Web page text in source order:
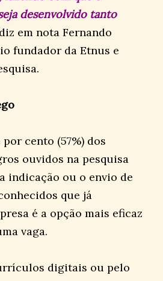
desenvolvido tanto
diz em nota Fernando
fundador da Etnus e
cento (57%) dos
ouvidos na pesquisa
indicação ou o envio de
que já
é a opção mais eficaz
vaga.
digitais ou pelo